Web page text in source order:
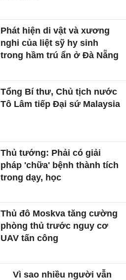
Phát hiện di vật và xương
nghi của liệt sỹ hy sinh
trong hầm trú ẩn ở Đà Nẵng
Tổng Bí thư, Chủ tịch nước
Tô Lâm tiếp Đại sứ Malaysia
Thủ tướng: Phải có giải
pháp 'chữa' bệnh thành tích
trong dạy, học
Thủ đô Moskva tăng cường
phòng thủ trước nguy cơ
UAV tấn công
Vì sao nhiều người vẫn